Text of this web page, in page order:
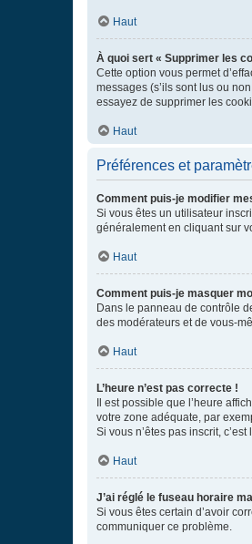
Haut
À quoi sert « Supprimer les
Cette option vous permet
messages (s’ils sont lus ou
essayez de supprimer les
Haut
Préférences et
Comment puis-je modifier
Si vous êtes un utilisateur
généralement en cliquant sur
Haut
Comment puis-je masquer
Dans le panneau de contrôle
des modérateurs et de vous-
Haut
L’heure n’est pas correcte !
Il est possible que l’heure
votre zone adéquate, par
Si vous n’êtes pas inscrit,
Haut
J’ai réglé le fuseau horaire
Si vous êtes certain d’avoir
communiquer ce problème.